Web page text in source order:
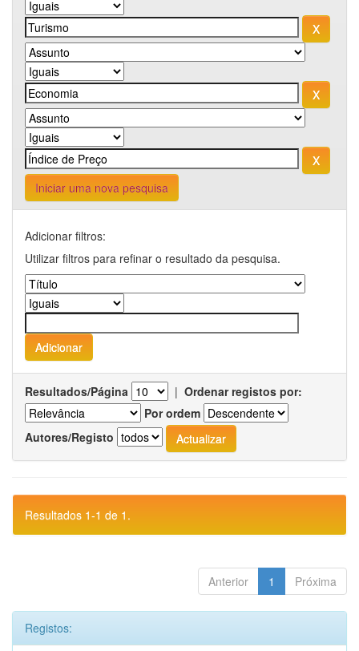
Iniciar uma nova pesquisa
Adicionar filtros:
Utilizar filtros para refinar o resultado da pesquisa.
Resultados/Página | Ordenar registos por:
Por ordem
Autores/Registo
Resultados 1-1 de 1.
Anterior 1 Próxima
Registos: